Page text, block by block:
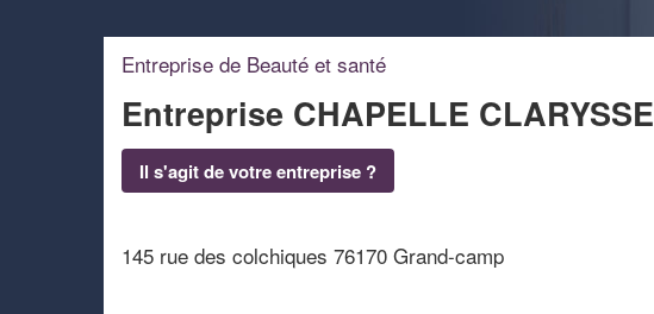
Entreprise de Beauté et santé
Entreprise CHAPELLE CLARYSSE
Il s'agit de votre entreprise ?
145 rue des colchiques 76170 Grand-camp